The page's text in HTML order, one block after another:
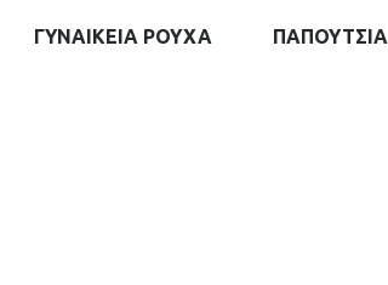
ΓΥΝΑΙΚΕΙΑ ΡΟΥΧΑ ΠΑΠΟΥΤΣΙΑ